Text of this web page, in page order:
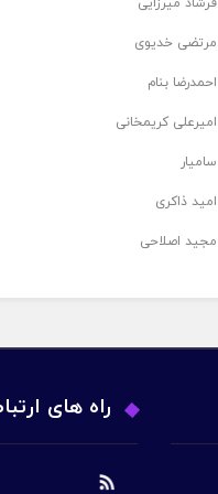
مرتضی خدیوی
احمدرضا بنام
امیرعلی کریمخانی
سامیار
امید ذاکری
مجید اصلاحی
راه های